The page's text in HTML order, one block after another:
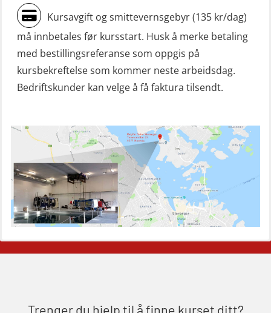
Mann-Over-Bord (hurtiggående) liten
båt m/mørkekjøring – repetisjon
(OSE151)
Mann-Over-Bord (hurtiggående) liten
båt u/mørkekjøring – grunnleggende
Mann-Over-Bord liten båt (MOB)
u/mørkekjøring – repetisjon (OSE152)
Mørkekjøring-modul for Mann-Over-
Bord (hurtiggående) liten båt
(OSE1001)
ROC sertifikat grunnleggende
(GMDSS) (ORC102)
Kursavgift og smittevernsgebyr (135 kr/dag)
må innbetales før kursstart. Husk å merke betaling
med bestillingsreferanse som oppgis på
kursbekreftelse som kommer neste arbeidsdag.
Bedriftskunder kan velge å få faktura tilsendt.
Trenger du hjelp til å finne kurset ditt?